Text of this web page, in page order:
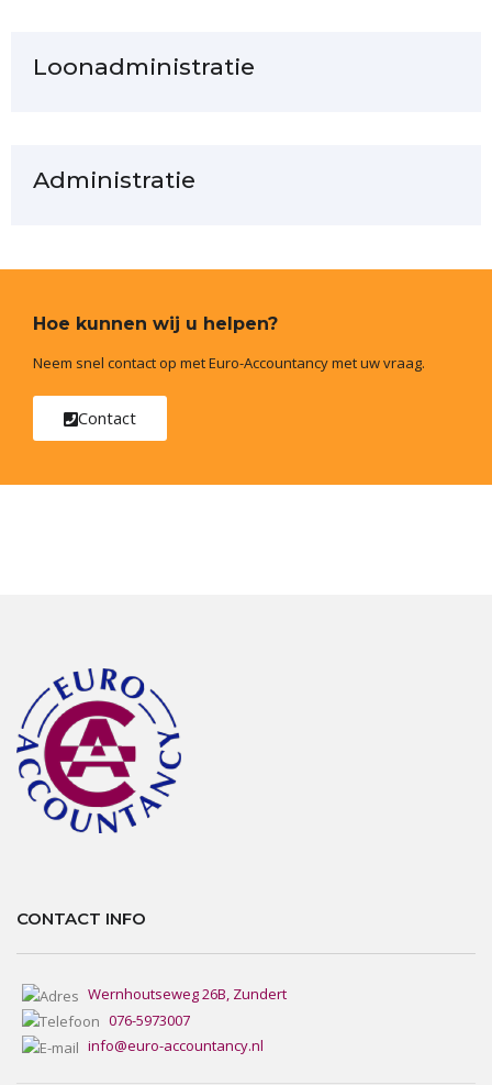
Loonadministratie
Administratie
Hoe kunnen wij u helpen?
Neem snel contact op met Euro-Accountancy met uw vraag.
Contact
CONTACT INFO
Wernhoutseweg 26B, Zundert
076-5973007
info@euro-accountancy.nl